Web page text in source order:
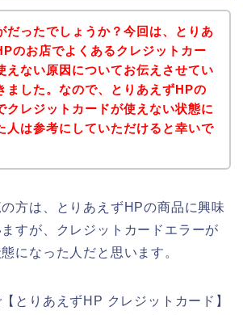
だったでしょうか？今回は、とりあ
のお店でよくあるクレジットカー
えない原因についてお伝えさせてい
ました。なので、とりあえずHPの
クレジットカードが使えない状態に
人は参考にしていただけると幸いで
方は、とりあえずHPの商品に興味
すが、クレジットカードエラーが
になった人だと思います。
とりあえずHP クレジットカード】